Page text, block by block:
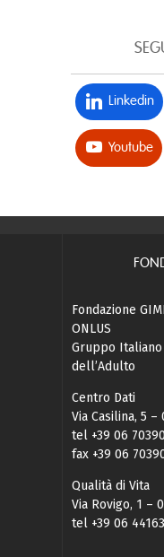
Linkedin
Youtube
Fondazione
ONLUS
Gruppo
dell’Adulto
Centro Dati
Via Casilina, 5 –
tel +39 06
fax +39 06
Qualità di Vita
Via Rovigo, 1 –
tel +39 06